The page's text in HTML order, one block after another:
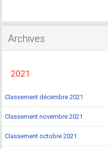
Archives
2021
Classement décembre 2021
Classement novembre 2021
Classement octobre 2021